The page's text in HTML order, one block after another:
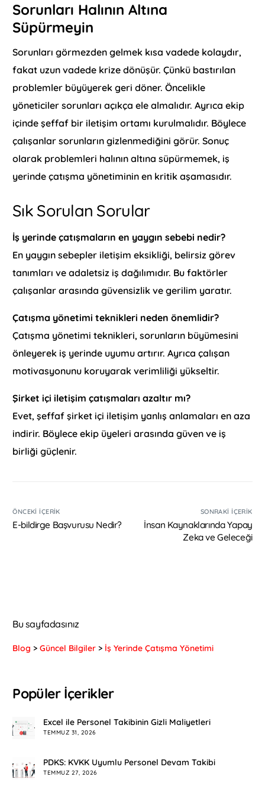
Sorunları Halının Altına
Süpürmeyin
Sorunları görmezden gelmek kısa vadede kolaydır,
fakat uzun vadede krize dönüşür. Çünkü bastırılan
problemler büyüyerek geri döner. Öncelikle
yöneticiler sorunları açıkça ele almalıdır. Ayrıca ekip
içinde şeffaf bir iletişim ortamı kurulmalıdır. Böylece
çalışanlar sorunların gizlenmediğini görür. Sonuç
olarak problemleri halının altına süpürmemek, iş
yerinde çatışma yönetiminin en kritik aşamasıdır.
Sık Sorulan Sorular
İş yerinde çatışmaların en yaygın sebebi nedir?
En yaygın sebepler iletişim eksikliği, belirsiz görev
tanımları ve adaletsiz iş dağılımıdır. Bu faktörler
çalışanlar arasında güvensizlik ve gerilim yaratır.
Çatışma yönetimi teknikleri neden önemlidir?
Çatışma yönetimi teknikleri, sorunların büyümesini
önleyerek iş yerinde uyumu artırır. Ayrıca çalışan
motivasyonunu koruyarak verimliliği yükseltir.
Şirket içi iletişim çatışmaları azaltır mı?
Evet, şeffaf şirket içi iletişim yanlış anlamaları en aza
indirir. Böylece ekip üyeleri arasında güven ve iş
birliği güçlenir.
ÖNCEKI İÇERIK
E-bildirge Başvurusu Nedir?
SONRAKI İÇERIK
İnsan Kaynaklarında Yapay
Zeka ve Geleceği
Bu sayfadasınız
Blog >Güncel Bilgiler > İş Yerinde Çatışma Yönetimi
Popüler İçerikler
Excel ile Personel Takibinin Gizli Maliyetleri
TEMMUZ 31, 2026
PDKS: KVKK Uyumlu Personel Devam Takibi
TEMMUZ 27, 2026